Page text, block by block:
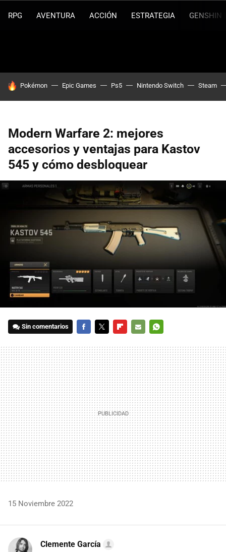
RPG AVENTURA ACCIÓN ESTRATEGIA GENSHIN
HOY SE HABLA DE
Pokémon Epic Games Ps5 Nintendo Switch Steam
Modern Warfare 2: mejores
accesorios y ventajas para Kastov
545 y cómo desbloquear
Sin comentarios
MAIL
15 Noviembre 2022
Clemente García